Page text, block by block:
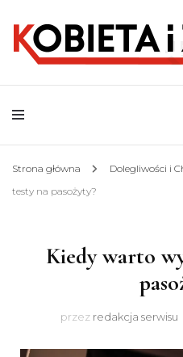
Kobieta i
o zdrowym stylu życia
Strona główna Dolegliwości i
testy na pasożyty?
Kiedy warto
przez redakcja serwisu